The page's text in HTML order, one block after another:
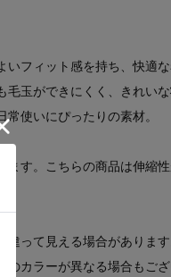
いフィット感を持ち、快適
毛玉ができにくく、きれいな
常使いにぴったりの素材。
す。こちらの商品は伸縮性
って見える場合がありま
カラーが異なる場合もござ